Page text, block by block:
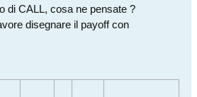
di CALL, cosa ne pensate ?
disegnare il payoff con